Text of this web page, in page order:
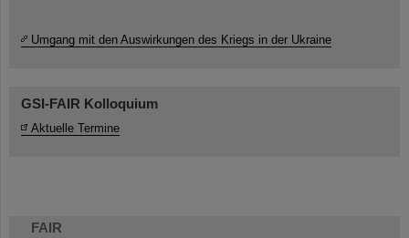
FAIR
Umgang mit den Auswirkungen des Kriegs in der Ukraine
GSI-FAIR Kolloquium
Aktuelle Termine